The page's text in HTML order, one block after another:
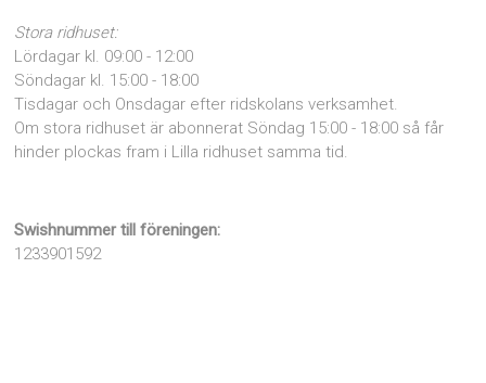
Stora ridhuset:
Lördagar kl. 09:00 - 12:00
Söndagar kl. 15:00 - 18:00
Tisdagar och Onsdagar efter ridskolans verksamhet.
Om stora ridhuset är abonnerat Söndag 15:00 - 18:00 så får
hinder plockas fram i Lilla ridhuset samma tid.
Swishnummer till föreningen:
1233901592